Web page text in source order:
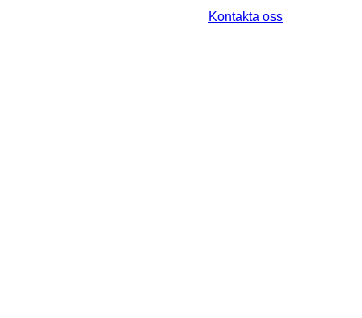
Kontakta oss